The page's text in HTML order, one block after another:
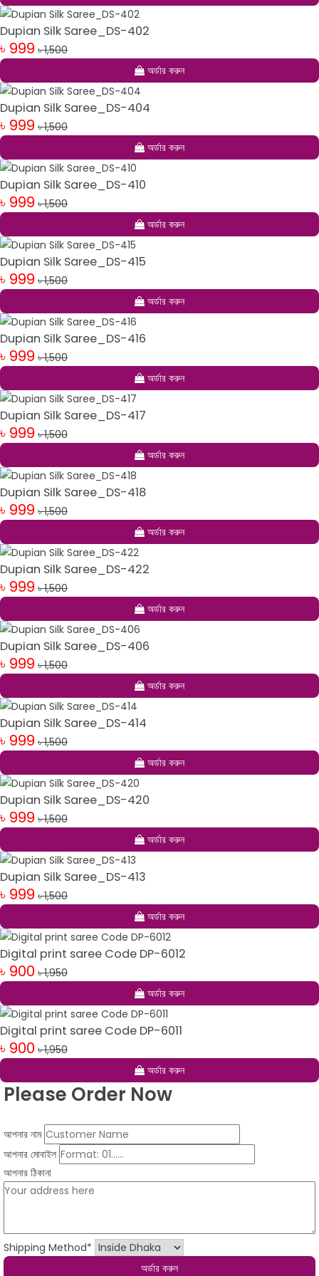
Dupian Silk Saree_DS-402
৳ 999 ৳ 1,500
অর্ডার করুন
Dupian Silk Saree_DS-404
৳ 999 ৳ 1,500
অর্ডার করুন
Dupian Silk Saree_DS-410
৳ 999 ৳ 1,500
অর্ডার করুন
Dupian Silk Saree_DS-415
৳ 999 ৳ 1,500
অর্ডার করুন
Dupian Silk Saree_DS-416
৳ 999 ৳ 1,500
অর্ডার করুন
Dupian Silk Saree_DS-417
৳ 999 ৳ 1,500
অর্ডার করুন
Dupian Silk Saree_DS-418
৳ 999 ৳ 1,500
অর্ডার করুন
Dupian Silk Saree_DS-422
৳ 999 ৳ 1,500
অর্ডার করুন
Dupian Silk Saree_DS-406
৳ 999 ৳ 1,500
অর্ডার করুন
Dupian Silk Saree_DS-414
৳ 999 ৳ 1,500
অর্ডার করুন
Dupian Silk Saree_DS-420
৳ 999 ৳ 1,500
অর্ডার করুন
Dupian Silk Saree_DS-413
৳ 999 ৳ 1,500
অর্ডার করুন
Digital print saree Code DP-6012
৳ 900 ৳ 1,950
অর্ডার করুন
Digital print saree Code DP-6011
৳ 900 ৳ 1,950
অর্ডার করুন
Please Order Now
আপনার নাম
আপনার মোবাইল
আপনার ঠিকানা
Shipping Method*
অর্ডার করুন